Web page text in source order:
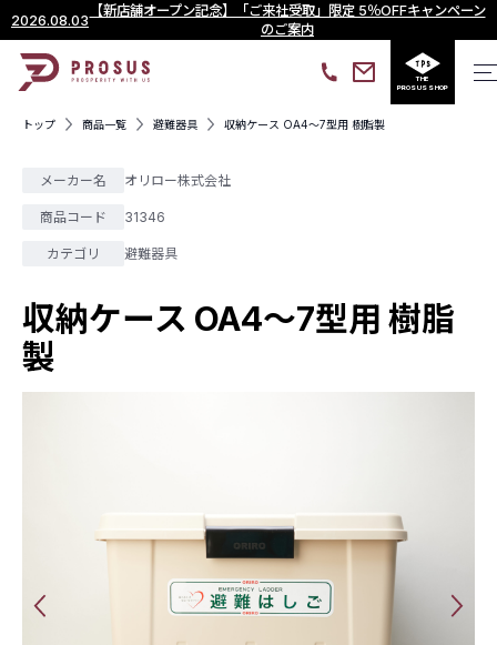
2026.08.03
【新店舗オープン記念】「ご来社受取」限定 5％OFFキャンペーン
のご案内
THE
PROSUS SHOP
トップ 商品一覧 避難器具 収納ケース OA4～7型用 樹脂製
メーカー名 オリロー株式会社
商品コード 31346
カテゴリ 避難器具
収納ケース OA4～7型用 樹脂
製